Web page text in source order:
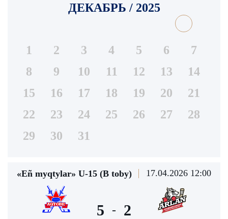
ДЕКАБРЬ / 2025
1 2 3 4 5 6
7
8
9 10 11 12 13
14
15
16 17 18 19 20
21
22
23 24 25 26 27
28
29
30 31
«Eñ myqtylar» U-15 (В toby) 17.04.2026 12:00
5 - 2